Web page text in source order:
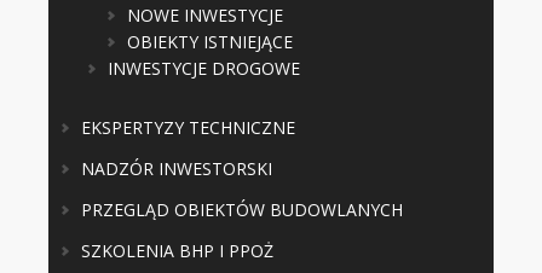
NOWE INWESTYCJE
OBIEKTY ISTNIEJĄCE
INWESTYCJE DROGOWE
EKSPERTYZY TECHNICZNE
NADZÓR INWESTORSKI
PRZEGLĄD OBIEKTÓW BUDOWLANYCH
SZKOLENIA BHP I PPOŻ